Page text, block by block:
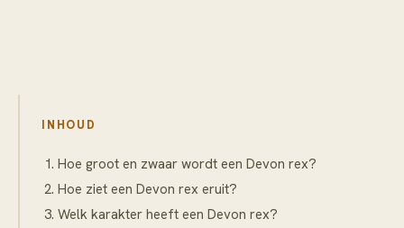
INHOUD
Hoe groot en zwaar wordt een Devon rex?
Hoe ziet een Devon rex eruit?
Welk karakter heeft een Devon rex?